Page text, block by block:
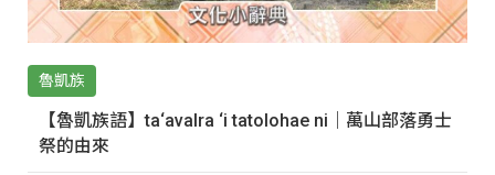
魯凱族
【魯凱族語】ta‘avalra ‘i tatolohae ni｜萬山部落勇士
祭的由來